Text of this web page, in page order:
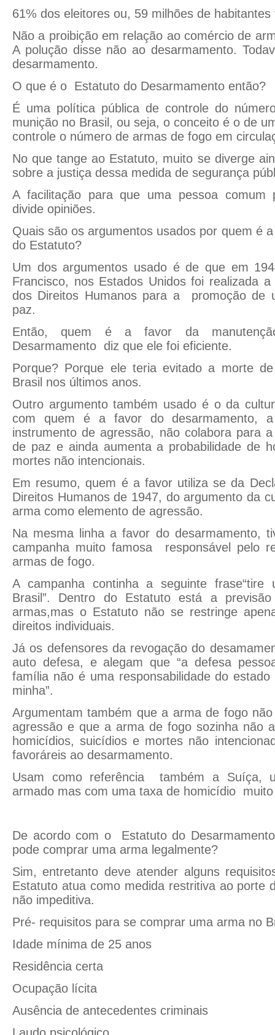
61% dos eleitores ou, 59 milhões de
Não a proibição em relação ao comércio de
A polução disse não ao desarmamento.
desarmamento.
O que é o Estatuto do Desarmamento então?
É uma política pública de controle do
munição no Brasil, ou seja, o conceito é o de
controle o número de armas de fogo em
No que tange ao Estatuto, muito se diverge
sobre a justiça dessa medida de segurança
A facilitação para que uma pessoa comum
divide opiniões.
Quais são os argumentos usados por quem é
do Estatuto?
Um dos argumentos usado é de que em
Francisco, nos Estados Unidos foi realizada a
dos Direitos Humanos para a promoção
paz.
Então, quem é a favor da
Desarmamento diz que ele foi eficiente.
Porque? Porque ele teria evitado a morte
Brasil nos últimos anos.
Outro argumento também usado é o da
com quem é a favor do desarmamento,
instrumento de agressão, não colabora para
de paz e ainda aumenta a probabilidade de
mortes não intencionais.
Em resumo, quem é a favor utiliza se da
Direitos Humanos de 1947, do argumento da
arma como elemento de agressão.
Na mesma linha a favor do desarmamento,
campanha muito famosa responsável pelo
armas de fogo.
A campanha continha a seguinte
Brasil”. Dentro do Estatuto está a
armas,mas o Estatuto não se restringe
direitos individuais.
Já os defensores da revogação do
auto defesa, e alegam que “a defesa
família não é uma responsabilidade do
minha”.
Argumentam também que a arma de fogo
agressão e que a arma de fogo sozinha não
homicídios, suicídios e mortes não
favoráreis ao desarmamento.
Usam como referência também a Suíça,
armado mas com uma taxa de homicídio
De acordo com o Estatuto do
pode comprar uma arma legalmente?
Sim, entretanto deve atender alguns
Estatuto atua como medida restritiva ao porte
não impeditiva.
Pré- requisitos para se comprar uma arma no
Idade mínima de 25 anos
Residência certa
Ocupação lícita
Ausência de antecedentes criminais
Laudo psicológico